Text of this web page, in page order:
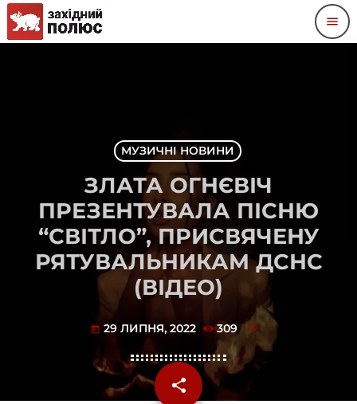
menu
МУЗИЧНІ НОВИНИ
ЗЛАТА ОГНЄВІЧ
ПРЕЗЕНТУВАЛА ПІСНЮ
“СВІТЛО”, ПРИСВЯЧЕНУ
РЯТУВАЛЬНИКАМ ДСНС
(ВІДЕО)
today 29 ЛИПНЯ, 2022 309
share
email